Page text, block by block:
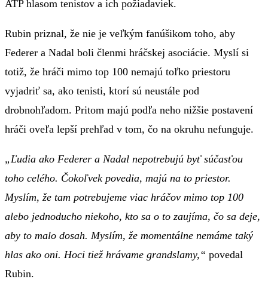
ATP hlasom tenistov a ich požiadaviek.
Rubin priznal, že nie je veľkým fanúšikom toho, aby
Federer a Nadal boli členmi hráčskej asociácie. Myslí si
totiž, že hráči mimo top 100 nemajú toľko priestoru
vyjadriť sa, ako tenisti, ktorí sú neustále pod
drobnohľadom. Pritom majú podľa neho nižšie postavení
hráči oveľa lepší prehľad v tom, čo na okruhu nefunguje.
„Ľudia ako Federer a Nadal nepotrebujú byť súčasťou
toho celého. Čokoľvek povedia, majú na to priestor.
Myslím, že tam potrebujeme viac hráčov mimo top 100
alebo jednoducho niekoho, kto sa o to zaujíma, čo sa deje,
aby to malo dosah. Myslím, že momentálne nemáme taký
hlas ako oni. Hoci tiež hrávame grandslamy,“ povedal
Rubin.